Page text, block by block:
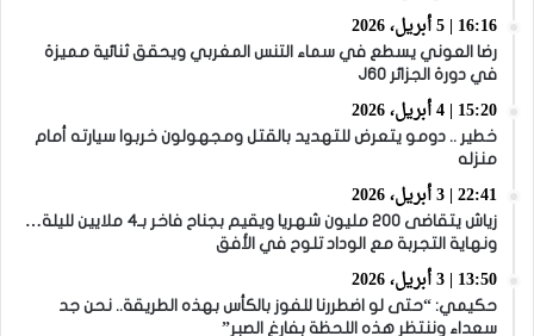
16:16 | 5 أبريل، 2026
رضا العوني يسطع في سماء التنس المغربي ويحقق ثنائية مميزة
في دورة الجزائر J60
15:20 | 4 أبريل، 2026
خطير .. دومو يتعرض للتهديد بالقتل ومجهولون خربوا سيارته أمام
منزله
22:41 | 3 أبريل، 2026
زياش يتقاضى 200 مليون شهريا ويقيم بجناح فاخر بـ4 ملايين لليلة…
ونهاية التجربة مع الوداد تلوح في الأفق
13:50 | 3 أبريل، 2026
حكيمي: “حتى لو اضطررنا للفوز بالكأس بهذه الطريقة.. نحن جد
سعداء وننتظر هذه اللحظة بفارغ الصبر”